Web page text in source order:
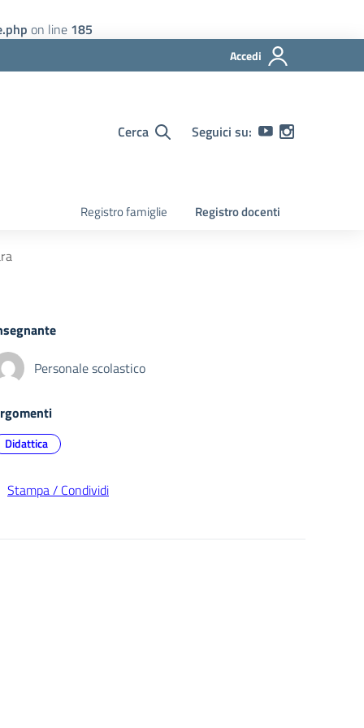
on line 185
Accedi
Cerca Seguici su:
Registro famiglie Registro docenti
Personale scolastico
Didattica
Stampa / Condividi